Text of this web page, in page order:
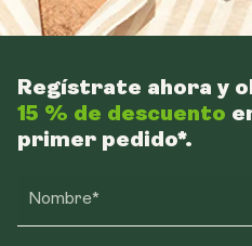
Regístrate ahora y
15 % de descuento
primer pedido*.
Nombre*